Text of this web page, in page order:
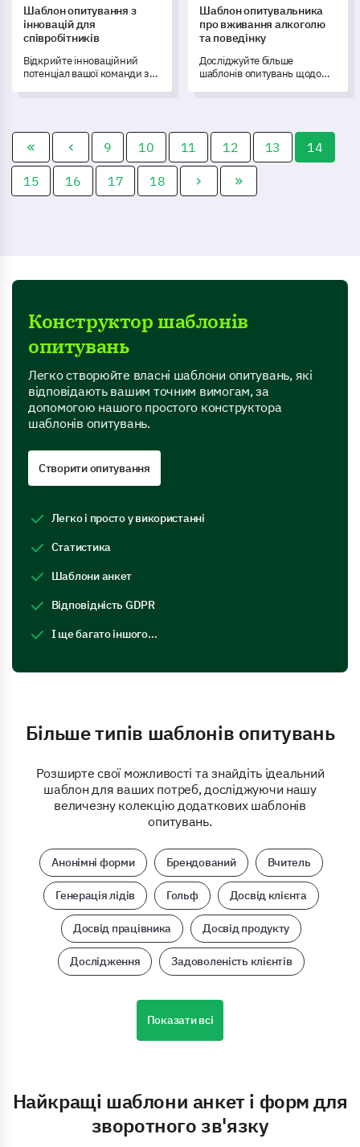
Шаблон опитування з
інновацій для
співробітників
Відкрийте інноваційний
потенціал вашої команди за
Шаблон опитувальника
про вживання алкоголю
та поведінку
Досліджуйте більше
шаблонів опитувань щодо
9 10 11 12 13 14
15 16 17 18
Конструктор шаблонів
опитувань
Легко створюйте власні шаблони опитувань, які
відповідають вашим точним вимогам, за
допомогою нашого простого конструктора
шаблонів опитувань.
Створити опитування
Легко і просто у використанні
Статистика
Шаблони анкет
Відповідність GDPR
І ще багато іншого…
Більше типів шаблонів опитувань
Розширте свої можливості та знайдіть ідеальний
шаблон для ваших потреб, досліджуючи нашу
величезну колекцію додаткових шаблонів
опитувань.
Анонімні форми Брендований Вчитель
Генерація лідів Гольф Досвід клієнта
Досвід працівника Досвід продукту
Дослідження Задоволеність клієнтів
Показати всі
Найкращі шаблони анкет і форм для
зворотного зв'язку